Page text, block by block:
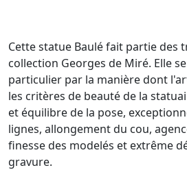
Cette statue Baulé fait partie des
collection Georges de Miré. Elle
particulier par la manière dont
les critères de beauté de la
et équilibre de la pose,
lignes, allongement du cou,
finesse des modelés et extrême
gravure.